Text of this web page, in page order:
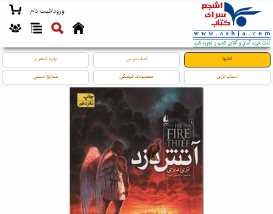
ورود/ثبت نام
کتابها کمک درسی لوازم التحریر
اسباب بازی محصولات فرهنگی صنایع دستی